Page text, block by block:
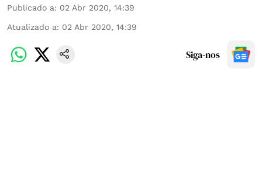
Publicado a: 02 Abr 2020, 14:39
Atualizado a: 02 Abr 2020, 14:39
Siga-nos